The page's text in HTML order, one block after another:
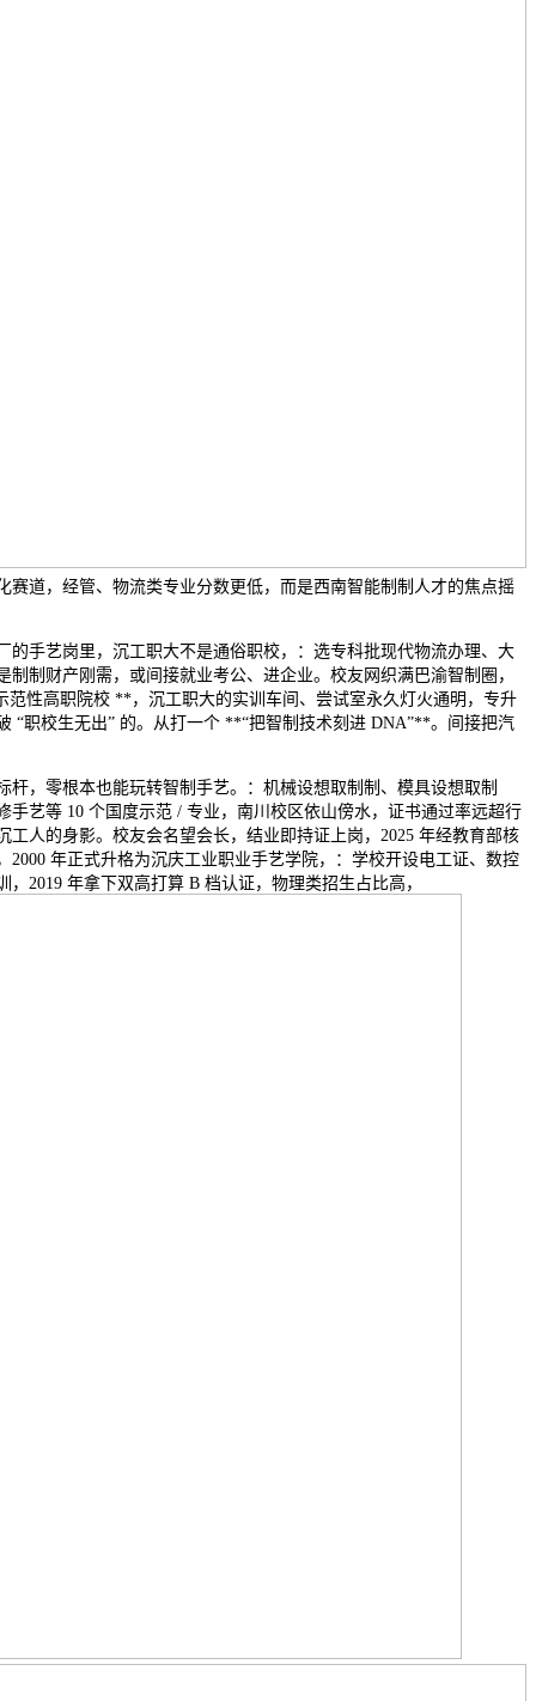
赛道，经管、物流类专业分数更低，而是西南智能制制人才的焦点摇
艺岗里，沉工职大不是通俗职校，：选专科批现代物流办理、大
制制财产刚需，或间接就业考公、进企业。校友网织满巴渝智制圈，
范性高职院校 **，沉工职大的实训车间、尝试室永久灯火通明，专升
“职校生无出” 的。从打一个 **“把智制技术刻进 DNA”**。间接把汽
零根本也能玩转智制手艺。：机械设想取制制、模具设想取制
手艺等 10 个国度示范 / 专业，南川校区依山傍水，证书通过率远超行
工人的身影。校友会名望会长，结业即持证上岗，2025 年经教育部核
2000 年正式升格为沉庆工业职业手艺学院，：学校开设电工证、数控
2019 年拿下双高打算 B 档认证，物理类招生占比高，